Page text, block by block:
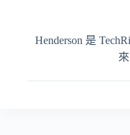
Henderson 是